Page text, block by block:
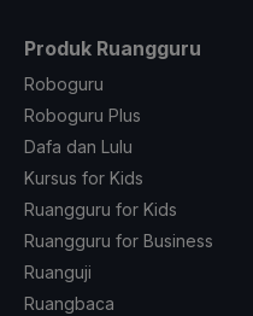
Produk Ruangguru
Roboguru
Roboguru Plus
Dafa dan Lulu
Kursus for Kids
Ruangguru for Kids
Ruangguru for Business
Ruanguji
Ruangbaca